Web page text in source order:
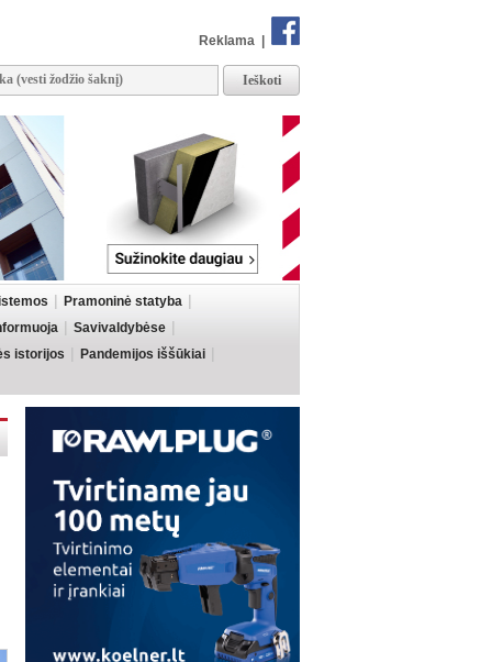
Reklama
Pramoninė statyba
Savivaldybėse
istorijos
Pandemijos iššūkiai